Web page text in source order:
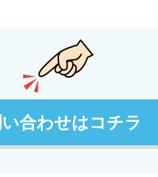
合わせはコチラ